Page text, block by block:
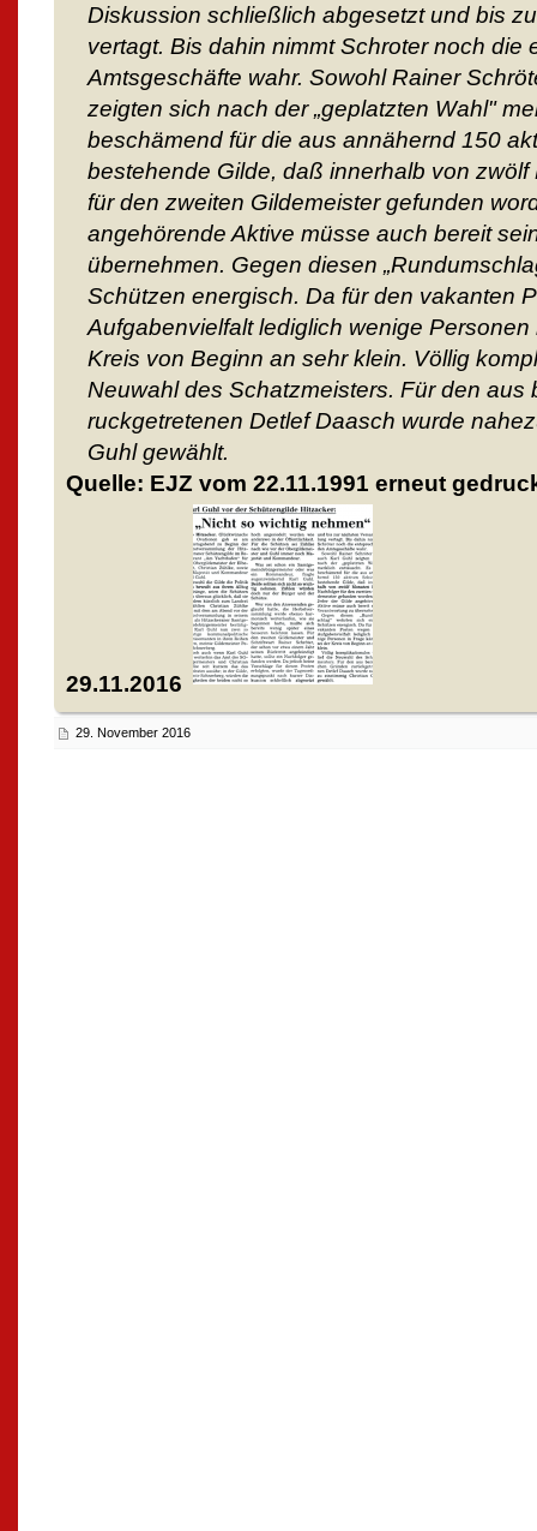
Diskussion schließlich abgesetzt und bis
vertagt. Bis dahin nimmt Schroter noch die
Amtsgeschäfte wahr. Sowohl Rainer
zeigten sich nach der „geplatzten Wahl"
beschämend für die aus annähernd 150
bestehende Gilde, daß innerhalb von
für den zweiten Gildemeister gefunden
angehörende Aktive müsse auch bereit
übernehmen. Gegen diesen
Schützen energisch. Da für den vakanten
Aufgabenvielfalt lediglich wenige
Kreis von Beginn an sehr klein. Völlig
Neuwahl des Schatzmeisters. Für den aus
ruckgetretenen Detlef Daasch wurde
Guhl gewählt.
Quelle: EJZ vom 22.11.1991 erneut
29.11.2016
29. November 2016